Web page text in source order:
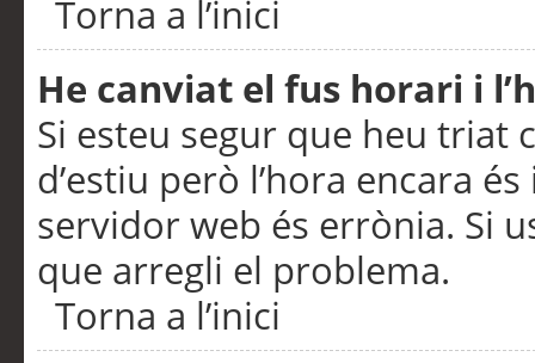
Torna a l’inici
He canviat el fus horari i
Si esteu segur que heu triat
d’estiu però l’hora encara
servidor web és errònia. Si
que arregli el problema.
Torna a l’inici